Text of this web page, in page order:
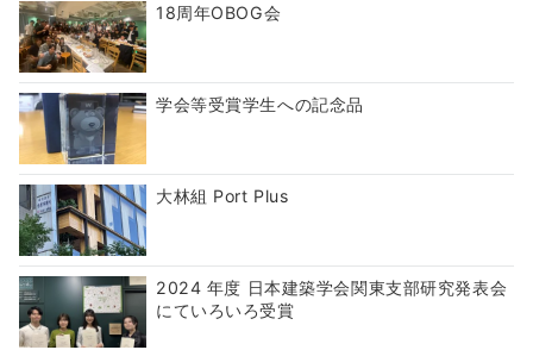
18周年OBOG会
学会等受賞学生への記念品
大林組 Port Plus
2024 年度 日本建築学会関東支部研究発表会
にていろいろ受賞